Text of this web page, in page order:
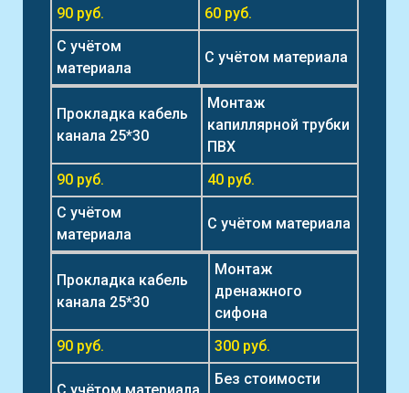
90 руб.
60 руб.
С учётом
материала
С учётом материала
Прокладка кабель
канала 25*30
Монтаж
капиллярной трубки
ПВХ
90 руб.
40 руб.
С учётом
материала
С учётом материала
Прокладка кабель
канала 25*30
Монтаж
дренажного
сифона
90 руб.
300 руб.
С учётом материала
Без стоимости